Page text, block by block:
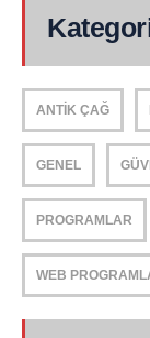
ANTIK ÇAĞ
GENEL
PROGRAMLAR
WEB